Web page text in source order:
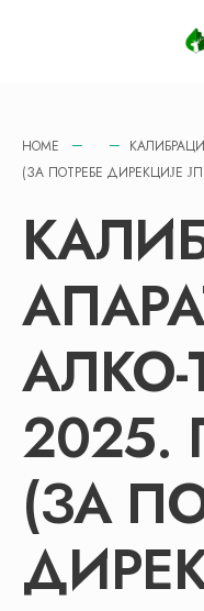
HOME
(ЗА ПОТРЕБЕ ДИРЕКЦИЈЕ
АЛКО-
2025.
(ЗА